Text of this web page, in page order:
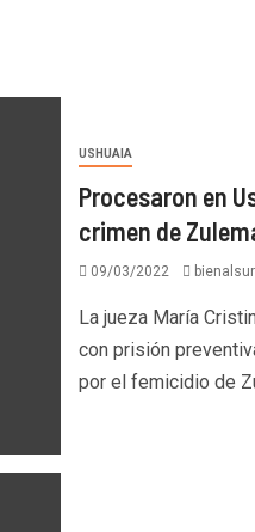
USHUAIA
Procesaron en
crimen de
09/03/2022 bienalsur
La jueza María
con prisión
por el femicidio de